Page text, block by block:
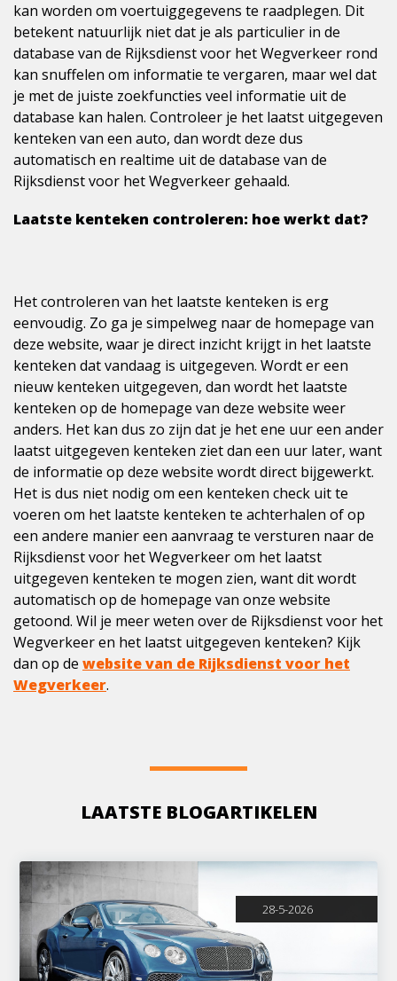
kan worden om voertuiggegevens te raadplegen. Dit
betekent natuurlijk niet dat je als particulier in de
database van de Rijksdienst voor het Wegverkeer rond
kan snuffelen om informatie te vergaren, maar wel dat
je met de juiste zoekfuncties veel informatie uit de
database kan halen. Controleer je het laatst uitgegeven
kenteken van een auto, dan wordt deze dus
automatisch en realtime uit de database van de
Rijksdienst voor het Wegverkeer gehaald.
Laatste kenteken controleren: hoe werkt dat?
Het controleren van het laatste kenteken is erg
eenvoudig. Zo ga je simpelweg naar de homepage van
deze website, waar je direct inzicht krijgt in het laatste
kenteken dat vandaag is uitgegeven. Wordt er een
nieuw kenteken uitgegeven, dan wordt het laatste
kenteken op de homepage van deze website weer
anders. Het kan dus zo zijn dat je het ene uur een ander
laatst uitgegeven kenteken ziet dan een uur later, want
de informatie op deze website wordt direct bijgewerkt.
Het is dus niet nodig om een kenteken check uit te
voeren om het laatste kenteken te achterhalen of op
een andere manier een aanvraag te versturen naar de
Rijksdienst voor het Wegverkeer om het laatst
uitgegeven kenteken te mogen zien, want dit wordt
automatisch op de homepage van onze website
getoond. Wil je meer weten over de Rijksdienst voor het
Wegverkeer en het laatst uitgegeven kenteken? Kijk
dan op de website van de Rijksdienst voor het
Wegverkeer.
LAATSTE BLOGARTIKELEN
28-5-2026